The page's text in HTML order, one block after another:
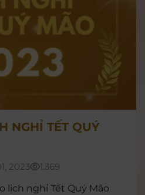
NGHỈ TẾT QUÝ
2023
1.369
lịch nghỉ Tết Quý Mão